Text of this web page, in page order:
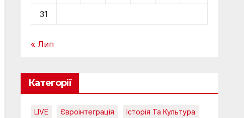
31
« Лип
Категорії
LIVE Євроінтеграція Історія Та Культура